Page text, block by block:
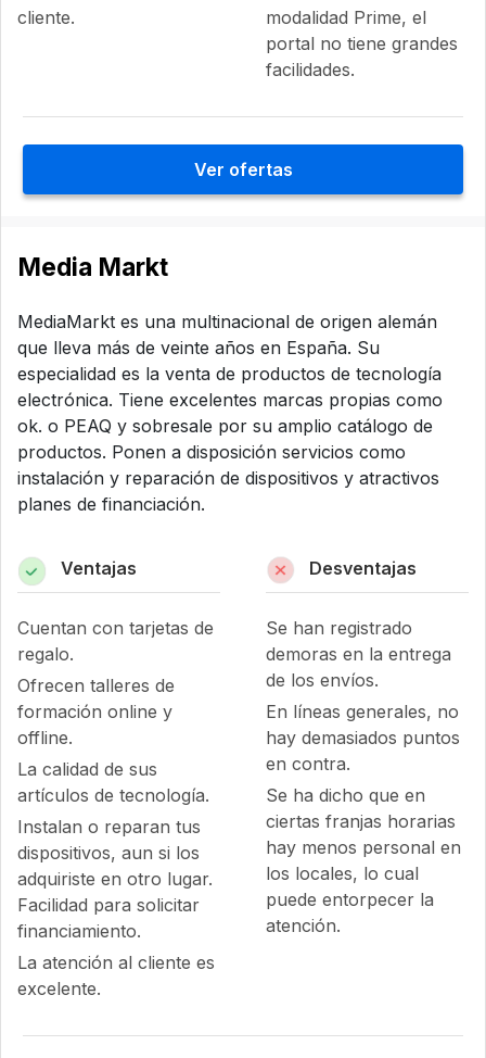
cliente.
modalidad Prime, el
portal no tiene grandes
facilidades.
Ver ofertas
Media Markt
MediaMarkt es una multinacional de origen alemán
que lleva más de veinte años en España. Su
especialidad es la venta de productos de tecnología
electrónica. Tiene excelentes marcas propias como
ok. o PEAQ y sobresale por su amplio catálogo de
productos. Ponen a disposición servicios como
instalación y reparación de dispositivos y atractivos
planes de financiación.
Ventajas
Cuentan con tarjetas de
regalo.
Ofrecen talleres de
formación online y
offline.
La calidad de sus
artículos de tecnología.
Instalan o reparan tus
dispositivos, aun si los
adquiriste en otro lugar.
Facilidad para solicitar
financiamiento.
La atención al cliente es
excelente.
Desventajas
Se han registrado
demoras en la entrega
de los envíos.
En líneas generales, no
hay demasiados puntos
en contra.
Se ha dicho que en
ciertas franjas horarias
hay menos personal en
los locales, lo cual
puede entorpecer la
atención.